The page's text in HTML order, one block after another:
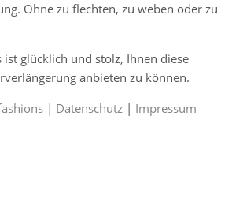
Ohne zu flechten, zu weben oder zu
glücklich und stolz, Ihnen diese
anbieten zu können.
| Datenschutz | Impressum